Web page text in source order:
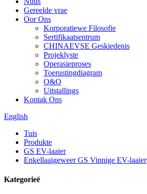
Gereelde vrae
Oor Ons
Korporatiewe Filosofie
Sertifikaatsentrum
CHINAEVSE Geskiedenis
Projeklyste
Operasieproses
Toerustingdiagram
O&O
Uitstallings
Kontak Ons
English
Tuis
Produkte
GS EV-laaier
Enkellaaigeweer GS Vinnige EV-laaier
Kategorieë